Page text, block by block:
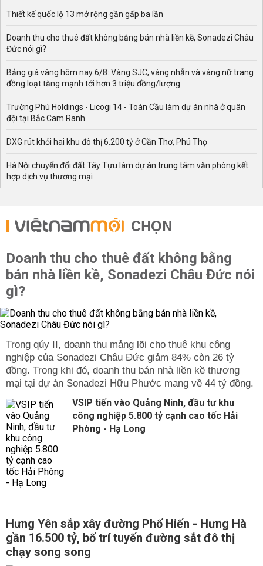
Thiết kế quốc lộ 13 mở rộng gần gấp ba lần
Doanh thu cho thuê đất không bằng bán nhà liền kề, Sonadezi Châu
Đức nói gì?
Bảng giá vàng hôm nay 6/8: Vàng SJC, vàng nhẫn và vàng nữ trang
đồng loạt tăng mạnh tới hơn 3 triệu đồng/lượng
Trường Phú Holdings - Licogi 14 - Toàn Cầu làm dự án nhà ở quân
đội tại Bắc Cam Ranh
DXG rút khỏi hai khu đô thị 6.200 tỷ ở Cần Thơ, Phú Thọ
Hà Nội chuyển đổi đất Tây Tựu làm dự án trung tâm văn phòng kết
hợp dịch vụ thương mại
CHỌN
Doanh thu cho thuê đất không bằng
bán nhà liền kề, Sonadezi Châu Đức nói
gì?
Trong qúy II, doanh thu mảng lõi cho thuê khu công
nghiệp của Sonadezi Châu Đức giảm 84% còn 26 tỷ
đồng. Trong khi đó, doanh thu bán nhà liền kề thương
mại tại dự án Sonadezi Hữu Phước mang về 44 tỷ đồng.
VSIP tiến vào Quảng Ninh, đầu tư khu
công nghiệp 5.800 tỷ cạnh cao tốc Hải
Phòng - Hạ Long
Hưng Yên sắp xây đường Phố Hiến - Hưng Hà
gần 16.500 tỷ, bố trí tuyến đường sắt đô thị
chạy song song